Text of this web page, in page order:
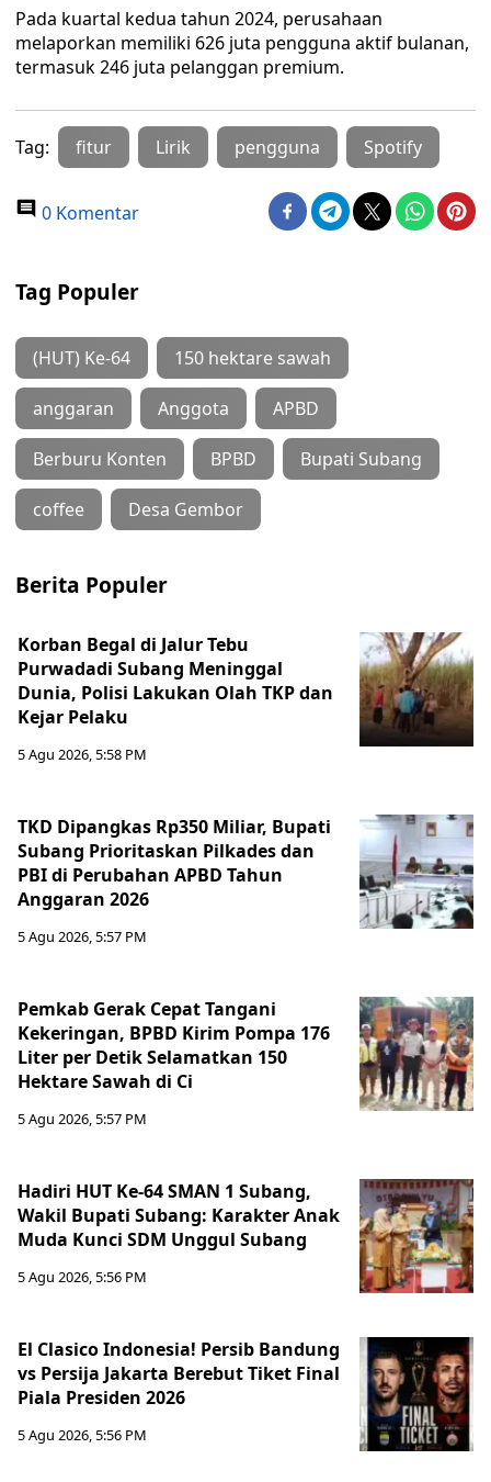
Pada kuartal kedua tahun 2024, perusahaan
melaporkan memiliki 626 juta pengguna aktif bulanan,
termasuk 246 juta pelanggan premium.
Tag: fitur Lirik pengguna Spotify
0 Komentar
Tag Populer
(HUT) Ke-64 150 hektare sawah
anggaran Anggota APBD
Berburu Konten BPBD Bupati Subang
coffee Desa Gembor
Berita Populer
Korban Begal di Jalur Tebu
Purwadadi Subang Meninggal
Dunia, Polisi Lakukan Olah TKP dan
Kejar Pelaku
5 Agu 2026, 5:58 PM
TKD Dipangkas Rp350 Miliar, Bupati
Subang Prioritaskan Pilkades dan
PBI di Perubahan APBD Tahun
Anggaran 2026
5 Agu 2026, 5:57 PM
Pemkab Gerak Cepat Tangani
Kekeringan, BPBD Kirim Pompa 176
Liter per Detik Selamatkan 150
Hektare Sawah di Ci
5 Agu 2026, 5:57 PM
Hadiri HUT Ke-64 SMAN 1 Subang,
Wakil Bupati Subang: Karakter Anak
Muda Kunci SDM Unggul Subang
5 Agu 2026, 5:56 PM
El Clasico Indonesia! Persib Bandung
vs Persija Jakarta Berebut Tiket Final
Piala Presiden 2026
5 Agu 2026, 5:56 PM